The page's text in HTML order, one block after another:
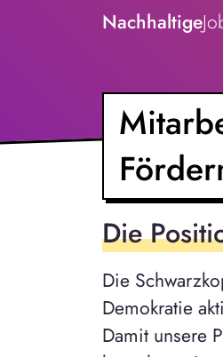
Nachhaltige
Die
Die
Demokratie
Damit unsere